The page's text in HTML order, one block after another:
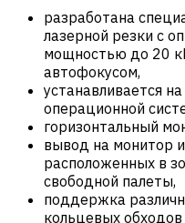
разработана
лазерной резки с
мощностью до 20
автофокусом,
устанавливается
операционной
горизонтальный
вывод на монитор
расположенных в
свободной палеты,
поддержка
кольцевых